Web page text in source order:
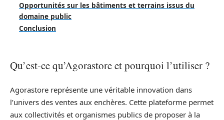
Opportunités sur les bâtiments et terrains issus du
domaine public
Conclusion
Qu’est-ce qu’Agorastore et pourquoi l’utiliser ?
Agorastore représente une véritable innovation dans
l’univers des ventes aux enchères. Cette plateforme permet
aux collectivités et organismes publics de proposer à la